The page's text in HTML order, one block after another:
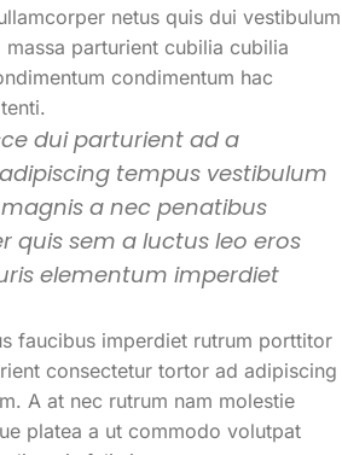
netus quis dui vestibulum
parturient cubilia cubilia
condimentum hac
dui parturient ad a
tempus vestibulum
a nec penatibus
quis sem a luctus leo eros
elementum imperdiet
faucibus imperdiet rutrum porttitor
consectetur tortor ad adipiscing
A at nec rutrum nam molestie
platea a ut commodo volutpat